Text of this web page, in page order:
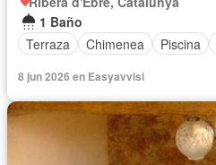
1 Baño
Terraza
Chimenea Piscina
8 jun 2026 en Easyavvisi